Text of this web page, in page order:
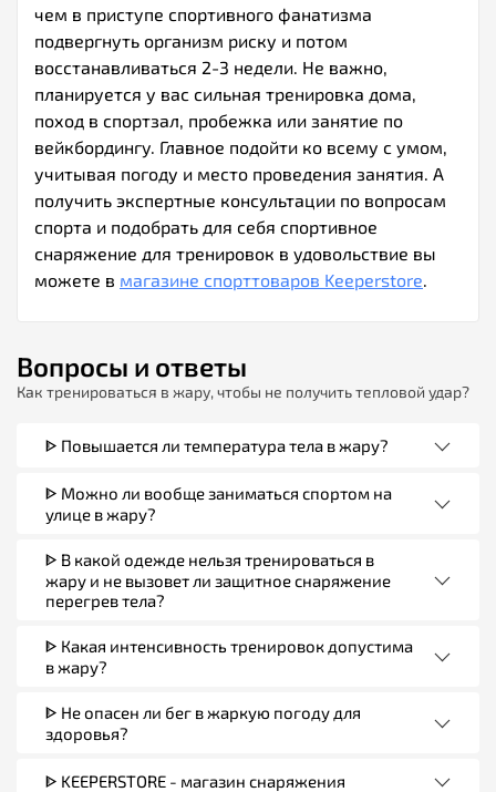
чем в приступе спортивного фанатизма
подвергнуть организм риску и потом
восстанавливаться 2-3 недели. Не важно,
планируется у вас сильная тренировка дома,
поход в спортзал, пробежка или занятие по
вейкбордингу. Главное подойти ко всему с умом,
учитывая погоду и место проведения занятия. А
получить экспертные консультации по вопросам
спорта и подобрать для себя спортивное
снаряжение для тренировок в удовольствие вы
можете в магазине спорттоваров Keeperstore.
Вопросы и ответы
Как тренироваться в жару, чтобы не получить тепловой удар?
ᐈ Повышается ли температура тела в жару?
ᐈ Можно ли вообще заниматься спортом на
улице в жару?
ᐈ В какой одежде нельзя тренироваться в
жару и не вызовет ли защитное снаряжение
перегрев тела?
ᐈ Какая интенсивность тренировок допустима
в жару?
ᐈ Не опасен ли бег в жаркую погоду для
здоровья?
ᐈ KEEPERSTORE - магазин снаряжения